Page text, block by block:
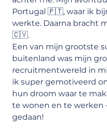
Portugal 🇵🇹, waar ik
werkte. Daarna bracht
🇨🇾.
Een van mijn grootste
buitenland was mijn
recruitmentwereld in
ik super gemotiveerd
hun droom waar te
te wonen en te werken
gedaan!